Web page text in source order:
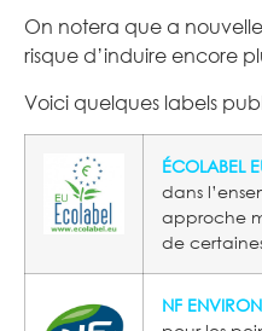
On notera que a
risque d’induire encore
Voici quelques labels
ÉCOLABEL
dans
approche
de
NF